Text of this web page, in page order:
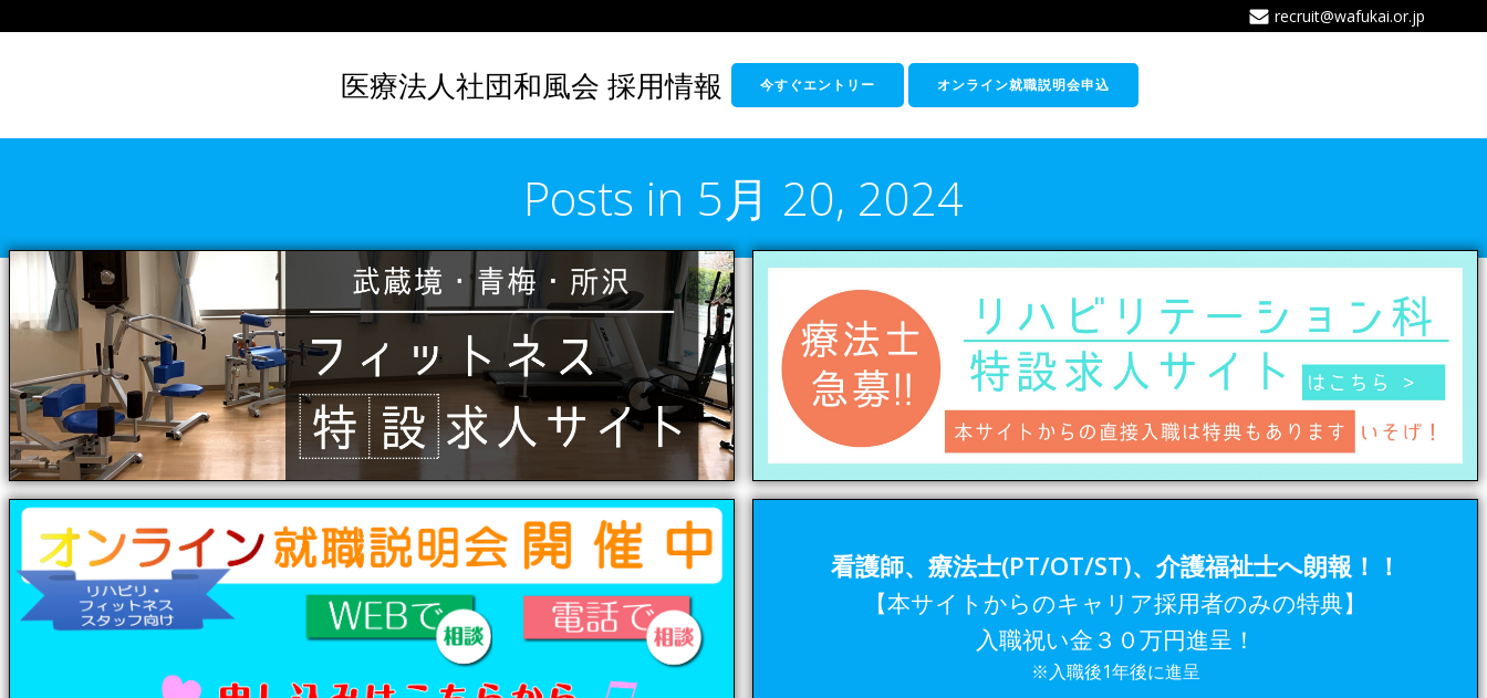
ン
へ
プ
recruit@wafukai.or.jp
医療法人社団和風会 採用情報 今すぐエントリー オンライン就職説明会申込
Posts in 5月 20, 2024
看護師、療法士(PT/OT/ST)、介護福祉士へ朗報！！
【本サイトからのキャリア採用者のみの特典】
入職祝い金３０万円進呈！
※入職後1年後に進呈